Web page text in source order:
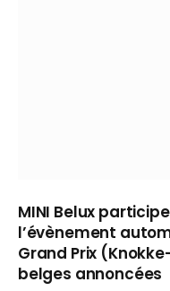
MINI Belux
l’évènement
Grand Prix
belges annoncées